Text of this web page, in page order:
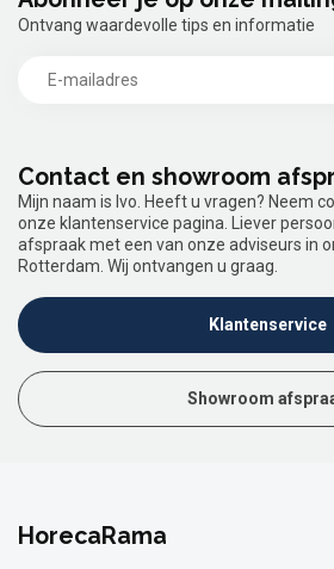
Contact en showroom
Mijn naam is Ivo. Heeft u vragen? Neem
onze klantenservice pagina. Liever
afspraak met een van onze adviseurs in
Rotterdam. Wij ontvangen u graag.
Showroom
Abonneer je op onze
Ontvang waardevolle tips en informatie
HorecaRama